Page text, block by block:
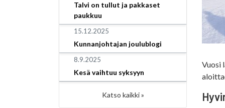
Talvi on tullut ja pakkaset
paukkuu
15.12.2025
Kunnanjohtajan joulublogi
8.9.2025
Kesä vaihtuu syksyyn
Katso kaikki »
Vuosi